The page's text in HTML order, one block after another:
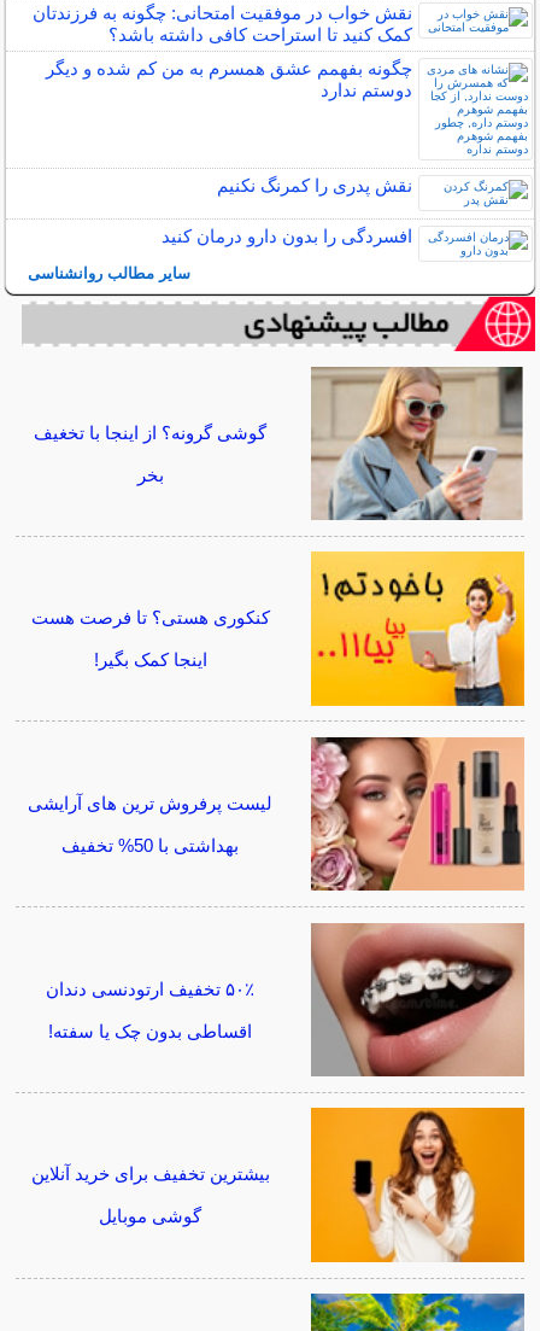
نقش خواب در موفقیت امتحانی: چگونه به فرزندتان
کمک کنید تا استراحت کافی داشته باشد؟
چگونه بفهمم عشق همسرم به من کم شده و دیگر
دوستم ندارد
نقش پدری را کمرنگ نکنیم
افسردگی را بدون دارو درمان کنید
سایر مطالب روانشناسی
گوشی گرونه؟ از اینجا با تخغیف
بخر
کنکوری هستی؟ تا فرصت هست
اینجا کمک بگیر!
لیست پرفروش ترین های آرایشی
بهداشتی با 50% تخفیف
۵۰٪ تخفیف ارتودنسی دندان
اقساطی بدون چک یا سفته!
بیشترین تخفیف برای خرید آنلاین
گوشی موبایل